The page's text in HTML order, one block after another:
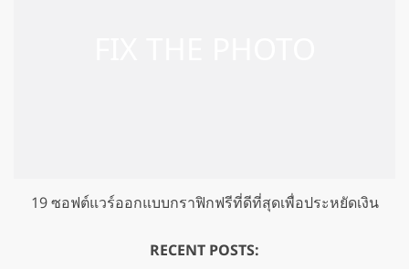
19 ซอฟต์แวร์ออกแบบกราฟิกฟรีที่ดีที่สุดเพื่อประหยัดเงิน
RECENT POSTS: